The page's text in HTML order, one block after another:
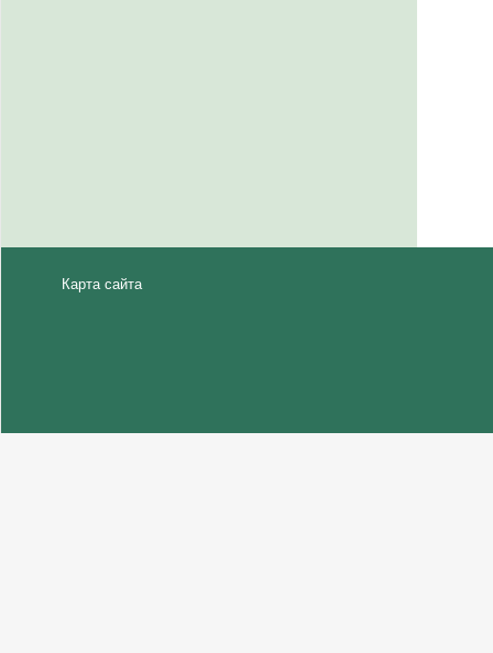
Карта сайта